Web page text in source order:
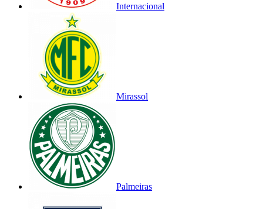
Internacional
Mirassol
Palmeiras